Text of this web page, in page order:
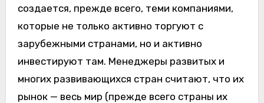
создается, прежде всего, теми компаниями,
которые не только активно торгуют с
зарубежными странами, но и активно
инвестируют там. Менеджеры развитых и
многих развивающихся стран считают, что их
рынок — весь мир (прежде всего страны их